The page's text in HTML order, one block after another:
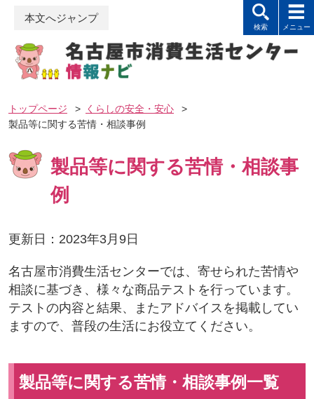
本文へジャンプ
トップページ > くらしの安全・安心
>
製品等に関する苦情・相談事例
製品等に関する苦情・相談事
例
更新日：2023年3月9日
名古屋市消費生活センターでは、寄せられた苦情や
相談に基づき、様々な商品テストを行っています。
テストの内容と結果、またアドバイスを掲載してい
ますので、普段の生活にお役立てください。
製品等に関する苦情・相談事例一覧